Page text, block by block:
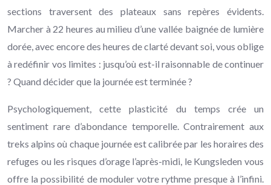
sections traversent des plateaux sans repères évidents.
Marcher à 22 heures au milieu d’une vallée baignée de lumière
dorée, avec encore des heures de clarté devant soi, vous oblige
à redéfinir vos limites : jusqu’où est-il raisonnable de continuer
? Quand décider que la journée est terminée ?
Psychologiquement, cette plasticité du temps crée un
sentiment rare d’abondance temporelle. Contrairement aux
treks alpins où chaque journée est calibrée par les horaires des
refuges ou les risques d’orage l’après-midi, le Kungsleden vous
offre la possibilité de moduler votre rythme presque à l’infini.